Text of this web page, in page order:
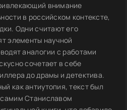
внимание
в российском контексте,
Одни считают его
элементы научной
аналогии с работами
сочетает в себе
до драмы и детектива.
как антиутопия, текст был
Станиславом